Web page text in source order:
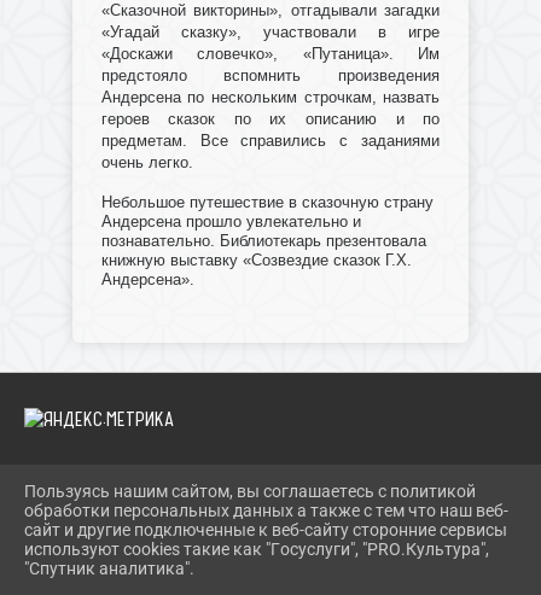
«Сказочной викторины», отгадывали загадки
«Угадай сказку», участвовали в игре
«Доскажи словечко», «Путаница». Им
предстояло вспомнить произведения
Андерсена по нескольким строчкам, назвать
героев сказок по их описанию и по
предметам. Все справились с заданиями
очень легко.
Небольшое путешествие в сказочную страну
Андерсена прошло увлекательно и
познавательно. Библиотекарь презентовала
книжную выставку «Созвездие сказок Г.Х.
Андерсена».
2026 Г. IBRBIB.RU
ВХОД
КАРТА САЙТА
ПОЛИТИКА ОБРАБОТКИ ПЕРСОНАЛЬНЫХ ДАННЫХ
Пользуясь нашим сайтом, вы соглашаетесь с политикой
обработки персональных данных а также с тем что наш веб-
сайт и другие подключенные к веб-сайту сторонние сервисы
используют cookies такие как "Госуслуги", "PRO.Культура",
"Спутник аналитика".